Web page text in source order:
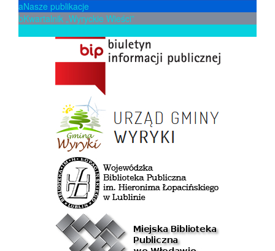
aNasze publikacje
bKwartalnik „Wyryckie Wieści”